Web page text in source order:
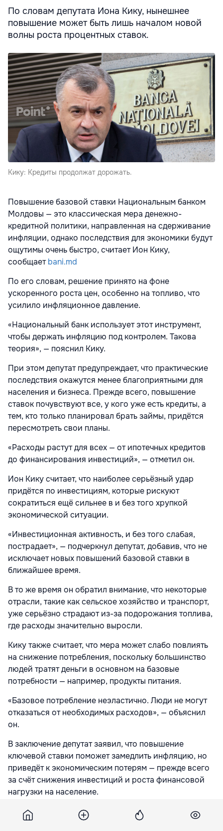
По словам депутата Иона Кику, нынешнее
повышение может быть лишь началом новой
волны роста процентных ставок.
Кику: Кредиты продолжат дорожать.
Повышение базовой ставки Национальным банком
Молдовы — это классическая мера денежно-
кредитной политики, направленная на сдерживание
инфляции, однако последствия для экономики будут
ощутимы очень быстро, считает Ион Кику,
сообщаетbani.md
По его словам, решение принято на фоне
ускоренного роста цен, особенно на топливо, что
усилило инфляционное давление.
«Национальный банк использует этот инструмент,
чтобы держать инфляцию под контролем. Такова
теория», — пояснил Кику.
При этом депутат предупреждает, что практические
последствия окажутся менее благоприятными для
населения и бизнеса. Прежде всего, повышение
ставок почувствуют все, у кого уже есть кредиты, а
тем, кто только планировал брать займы, придётся
пересмотреть свои планы.
«Расходы растут для всех — от ипотечных кредитов
до финансирования инвестиций», — отметил он.
Ион Кику считает, что наиболее серьёзный удар
придётся по инвестициям, которые рискуют
сократиться ещё сильнее в и без того хрупкой
экономической ситуации.
«Инвестиционная активность, и без того слабая,
пострадает», — подчеркнул депутат, добавив, что не
исключает новых повышений базовой ставки в
ближайшее время.
В то же время он обратил внимание, что некоторые
отрасли, такие как сельское хозяйство и транспорт,
уже серьёзно страдают из-за подорожания топлива,
где расходы значительно выросли.
Кику также считает, что мера может слабо повлиять
на снижение потребления, поскольку большинство
людей тратят деньги в основном на базовые
потребности — например, продукты питания.
«Базовое потребление неэластично. Люди не могут
отказаться от необходимых расходов», — объяснил
он.
В заключение депутат заявил, что повышение
ключевой ставки поможет замедлить инфляцию, но
приведёт к экономическим потерям — прежде всего
за счёт снижения инвестиций и роста финансовой
нагрузки на население.
Напомним, НБМ повысил ключевую ставку сразу на
1,5 процентного пункта — до 6,5% годовых — на фоне